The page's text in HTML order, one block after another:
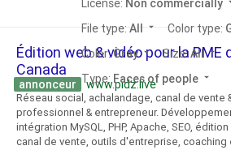
License: Non commercially
File type: All arrow_drop_down Color type:
Color:Gray arrow_drop_down Size:All arrow_drop_down
Type:Faces of people arrow_drop_down
Édition web & vidéo pour la PME
Canada
annonceur www.pidz.live
Réseau social, achalandage, canal de vente
professionnel & entrepreneur.
intégration MySQL, PHP, Apache, SEO,
canal de vente, outils d'entreprise, coaching